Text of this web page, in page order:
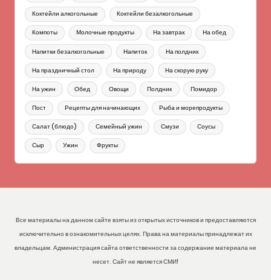
Коктейли алкогольные Коктейли безалкогольные
Компоты Молочные продукты На завтрак На обед
Напитки безалкогольные Напиток На полдник
На праздничный стол На природу На скорую руку
На ужин Обед Овощи Полдник Помидор
Пост Рецепты для начинающих Рыба и морепродукты
Салат (блюдо) Семейный ужин Смузи Соусы
Сыр Ужин Фрукты
Все материалы на данном сайте взяты из открытых источников и предоставляются
исключительно в ознакомительных целях. Права на материалы принадлежат их
владельцам. Администрация сайта ответственности за содержание материала не
несет. Сайт не является СМИ!